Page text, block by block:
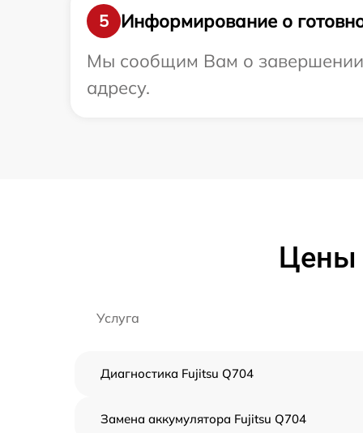
5
Информирование о
Мы сообщим Вам о завершении
адресу.
Цены
Услуга
Диагностика Fujitsu Q704
Замена аккумулятора Fujitsu Q704